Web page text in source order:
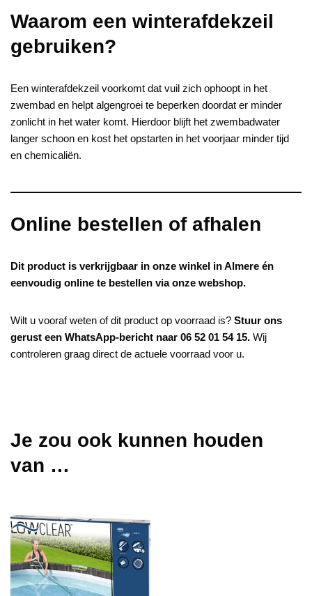
Waarom een winterafdekzeil
gebruiken?
Een winterafdekzeil voorkomt dat vuil zich ophoopt in het
zwembad en helpt algengroei te beperken doordat er minder
zonlicht in het water komt. Hierdoor blijft het zwembadwater
langer schoon en kost het opstarten in het voorjaar minder tijd
en chemicaliën.
Online bestellen of afhalen
Dit product is verkrijgbaar in onze winkel in Almere én
eenvoudig online te bestellen via onze webshop.
Wilt u vooraf weten of dit product op voorraad is? Stuur ons
gerust een WhatsApp-bericht naar 06 52 01 54 15. Wij
controleren graag direct de actuele voorraad voor u.
Je zou ook kunnen houden
van …